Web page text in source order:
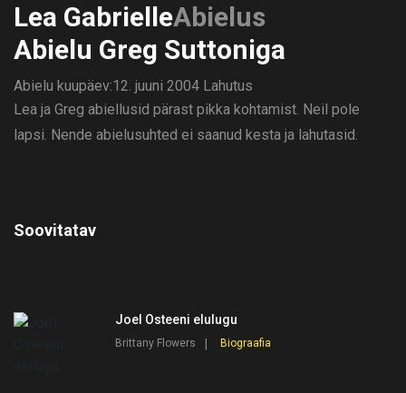
Lea GabrielleAbielus
Abielu Greg Suttoniga
Abielu kuupäev:12. juuni 2004 Lahutus
Lea ja Greg abiellusid pärast pikka kohtamist. Neil pole
lapsi. Nende abielusuhted ei saanud kesta ja lahutasid.
Soovitatav
Joel Osteeni elulugu
Brittany Flowers Biograafia